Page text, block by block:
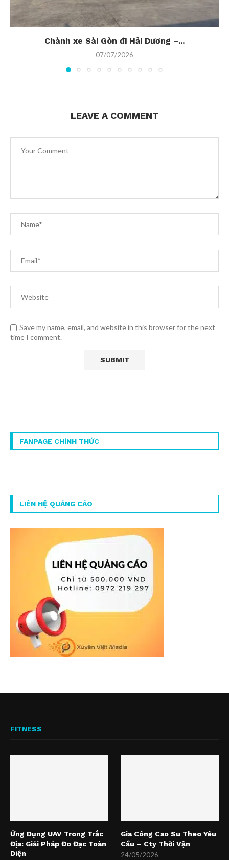
Chành xe Sài Gòn đi Hải Dương –...
07/07/2026
LEAVE A COMMENT
Save my name, email, and website in this browser for the next
time I comment.
FANPAGE CHÍNH THỨC
LIÊN HỆ QUẢNG CÁO
FITNESS
Ứng Dụng UAV Trong Trắc
Địa: Giải Pháp Đo Đạc Toàn
Diện
Gia Công Cao Su Theo Yêu
Cầu – Cty Thời Vận
24/05/2026